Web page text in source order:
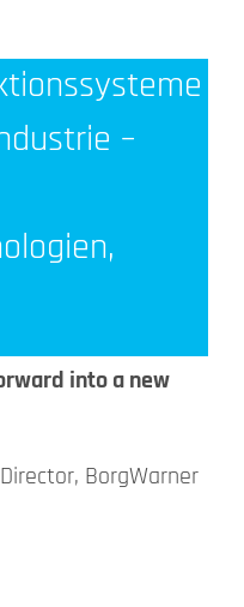
–
into a new
BorgWarner